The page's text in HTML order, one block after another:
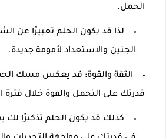
الحمل.
لذا قد يكون الحلم تعبيرًا عن
الجنين والاستعداد لأمومة جديدة.
الثقة والقوة: قد يعكس مسك
قدرتك على التحمل والقوة خلال فترة
كذلك قد يكون الحلم تذكيرًا لك